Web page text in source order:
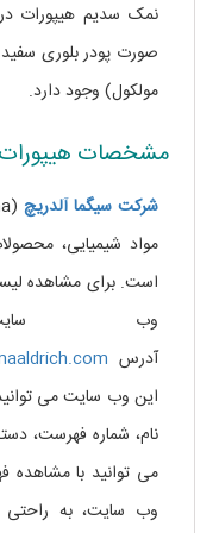
نمک سدیم هیپورات
صورت پودر بلوری
مولکول) وجود دارد.
مشخصات
شرکت سیگما آلدریچ
مواد شیمیایی،
است. برای مشاهده
وب
آدرس
این وب سایت می
نام، شماره فهرست،
می توانید با
وب سایت، به